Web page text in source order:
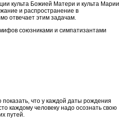
культа Божией Матери и культа Марии
и распространение в
отвечает этим задачам.
союзниками и симпатизантами
что у каждой даты рождения
каждому человеку надо осознать свою
путей.